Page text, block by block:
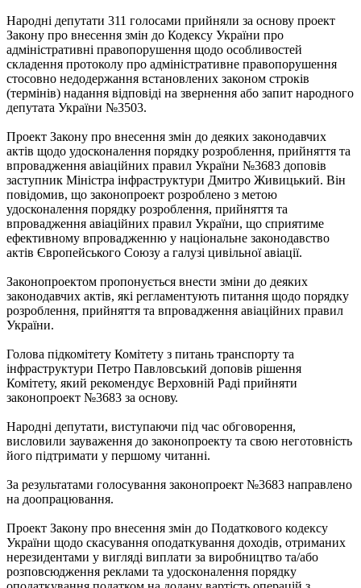
Народні депутати 311 голосами прийняли за основу проект
Закону про внесення змін до Кодексу України про
адміністративні правопорушення щодо особливостей
складення протоколу про адміністративне правопорушення
стосовно недодержання встановлених законом строків
(термінів) надання відповіді на звернення або запит народного
депутата України №3503.
Проект Закону про внесення змін до деяких законодавчих
актів щодо удосконалення порядку розроблення, прийняття та
впровадження авіаційних правил України №3683 доповів
заступник Міністра інфраструктури Дмитро Живицький. Він
повідомив, що законопроект розроблено з метою
удосконалення порядку розроблення, прийняття та
впровадження авіаційних правил України, що сприятиме
ефективному впровадженню у національне законодавство
актів Європейського Союзу а галузі цивільної авіації.
Законопроектом пропонується внести зміни до деяких
законодавчих актів, які регламентують питання щодо порядку
розроблення, прийняття та впровадження авіаційних правил
України.
Голова підкомітету Комітету з питань транспорту та
інфраструктури Петро Павловський доповів рішення
Комітету, який рекомендує Верховній Раді прийняти
законопроект №3683 за основу.
Народні депутати, виступаючи під час обговорення,
висловили зауваження до законопроекту та свою неготовність
його підтримати у першому читанні.
За результатами голосування законопроект №3683 направлено
на доопрацювання.
Проект Закону про внесення змін до Податкового кодексу
України щодо скасування оподаткування доходів, отриманих
нерезидентами у вигляді виплати за виробництво та/або
розповсюдження реклами та удосконалення порядку